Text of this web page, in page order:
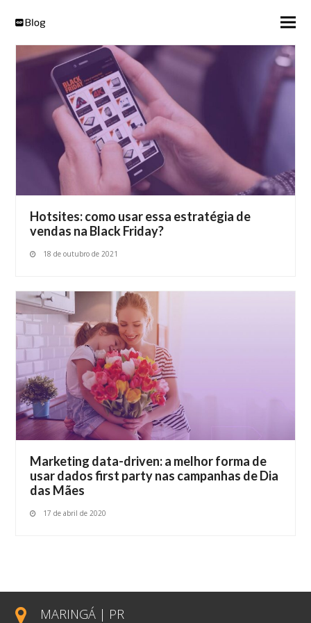
Hotsites: como usar essa estratégia de
vendas na Black Friday?
18 de outubro de 2021
Marketing data-driven: a melhor forma de
usar dados first party nas campanhas de Dia
das Mães
17 de abril de 2020
MARINGÁ | PR